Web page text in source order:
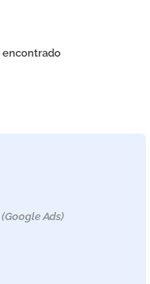
encontrado
Ads)